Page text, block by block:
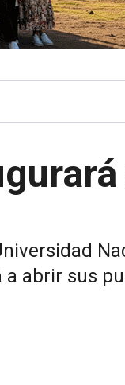
a abrir sus